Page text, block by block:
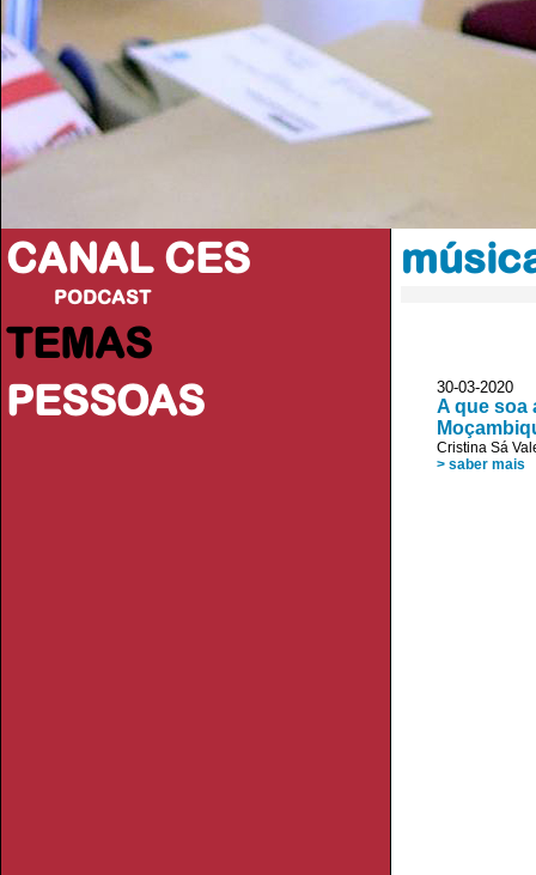
CANAL CES
PODCAST
TEMAS
PESSOAS
30-03-
A que soa
Cristina Sá
> saber mais